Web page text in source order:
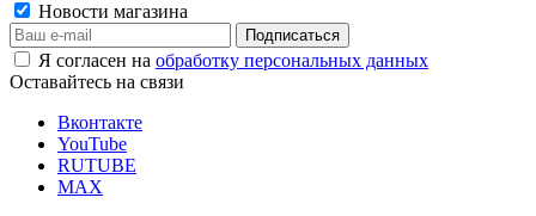
Новости магазина
Я согласен на обработку персональных данных
Оставайтесь на связи
Вконтакте
YouTube
RUTUBE
MAX